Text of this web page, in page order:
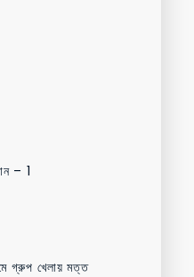
– 1
গ্রুপ খেলায় মত্ত